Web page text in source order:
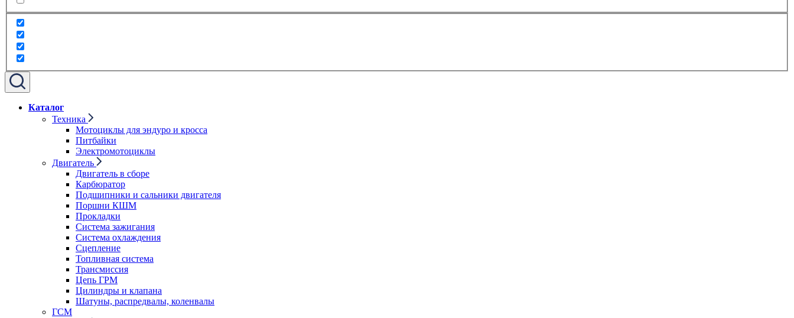
Каталог
Техника
Мотоциклы для эндуро и кросса
Питбайки
Электромотоциклы
Двигатель
Двигатель в сборе
Карбюратор
Подшипники и сальники двигателя
Поршни КШМ
Прокладки
Система зажигания
Система охлаждения
Сцепление
Топливная система
Трансмиссия
Цепь ГРМ
Цилиндры и клапана
Шатуны, распредвалы, коленвалы
ГСМ